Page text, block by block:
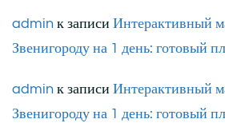
admin к записи Интерактивный
Звенигороду на 1 день: готовый
admin к записи Интерактивный
Звенигороду на 1 день: готовый